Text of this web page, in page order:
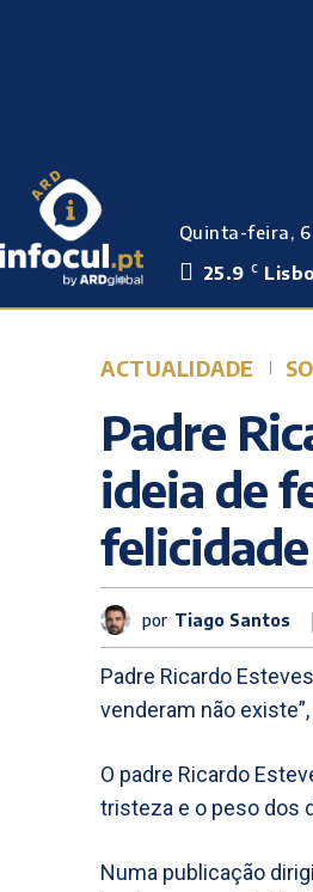
Quinta-feira,
25.9 C
ACTUALIDADE
Padre
ideia de
por Tiago Santos
Padre Ricardo
venderam não
O padre Ricardo
tristeza e o peso dos
Numa publicação